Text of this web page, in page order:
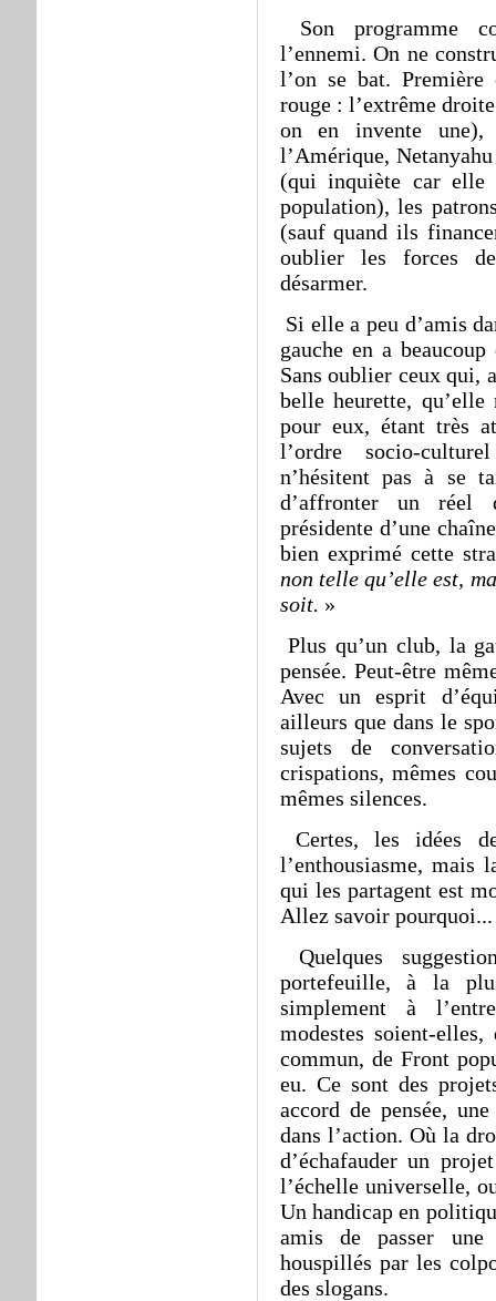
Son programme
l’ennemi. On ne
l’on se bat.
rouge : l’extrême
on en invente une),
l’Amérique,
(qui inquiète car elle
population), les
(sauf quand ils
oublier les forces
désarmer.
Si elle a peu d’amis
gauche en a
Sans oublier ceux qui,
belle heurette, qu’elle
pour eux, étant très
l’ordre socio-
n’hésitent pas à se
d’affronter un réel
présidente d’une
bien exprimé cette
non telle qu’elle est,
soit. »
Plus qu’un club, la
pensée. Peut-être
Avec un esprit
ailleurs que dans le
sujets de
crispations, mêmes
mêmes silences.
Certes, les idées
l’enthousiasme, mais
qui les partagent est
Allez savoir pourquoi...
Quelques
portefeuille, à la
simplement à
modestes soient-
commun, de Front
eu. Ce sont des
accord de pensée,
dans l’action. Où la
d’échafauder un
l’échelle universelle,
Un handicap en
amis de passer
houspillés par les
des slogans.